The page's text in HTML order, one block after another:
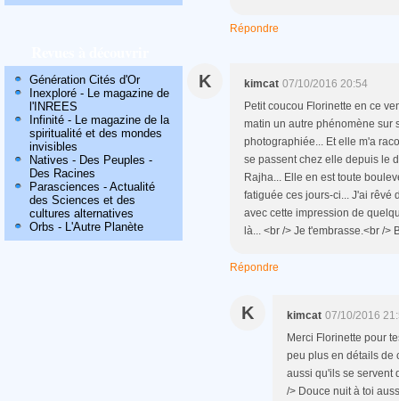
Génération Cités d'Or
Inexploré - Le magazine de
l'INREES
Infinité - Le magazine de la
spiritualité et des mondes
invisibles
Natives - Des Peuples -
Des Racines
Parasciences - Actualité
des Sciences et des
cultures alternatives
Orbs - L'Autre Planète
Répondre
K kimcat 07/10/2016 20:54
Petit coucou Florinette en ce
matin un autre phénomène sur
photographiée... Et elle m'a
se passent chez elle depuis le
Rajha... Elle en est toute
fatiguée ces jours-ci... J'ai rêvé
avec cette impression de
là... <br /> Je t'embrasse.<br />
Répondre
K kimcat 07/10/2016
Merci Florinette pour
peu plus en détails de
aussi qu'ils se servent
/> Douce nuit à toi